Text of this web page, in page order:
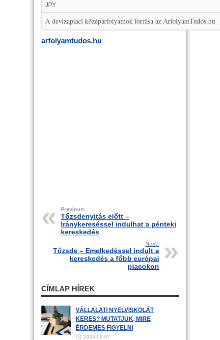
JPY
A devizapiaci középárfolyamok forrása az ÁrfolyamTudós.hu
arfolyamtudos.hu
Previous:
Tőzsdenyitás előtt –
Iránykereséssel indulhat a pénteki
kereskedés
Next:
Tőzsde – Emelkedéssel indult a
kereskedés a főbb európai
piacokon
CÍMLAP HÍREK
VÁLLALATI NYELVISKOLÁT
KERES? MUTATJUK, MIRE
ÉRDEMES FIGYELNI
2026-08-07